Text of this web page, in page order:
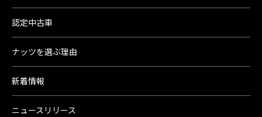
認定中古車
ナッツを選ぶ理由
新着情報
ニュースリリース